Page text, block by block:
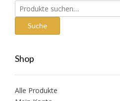
Suche
nach:
Suche
Shop
Alle Produkte